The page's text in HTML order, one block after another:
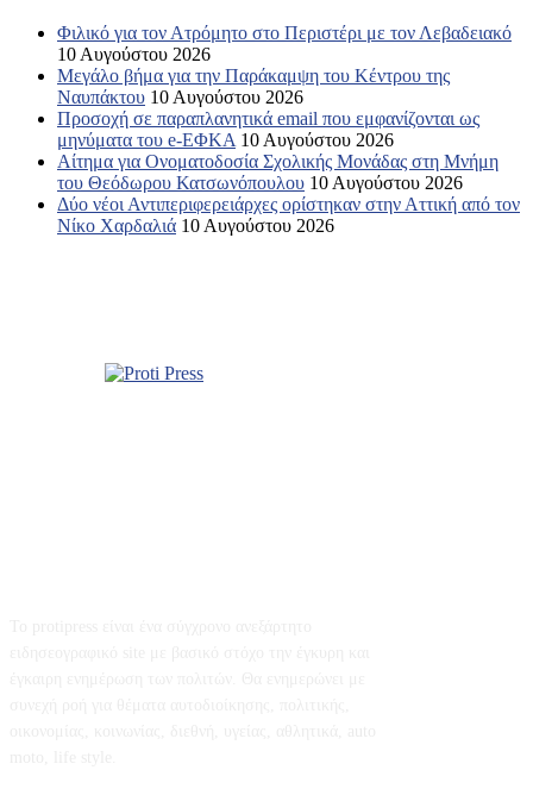
Φιλικό για τον Ατρόμητο στο Περιστέρι με τον Λεβαδειακό
10 Αυγούστου 2026
Μεγάλο βήμα για την Παράκαμψη του Κέντρου της
Ναυπάκτου 10 Αυγούστου 2026
Προσοχή σε παραπλανητικά email που εμφανίζονται ως
μηνύματα του e-ΕΦΚΑ 10 Αυγούστου 2026
Αίτημα για Ονοματοδοσία Σχολικής Μονάδας στη Μνήμη
του Θεόδωρου Κατσωνόπουλου 10 Αυγούστου 2026
Δύο νέοι Αντιπεριφερειάρχες ορίστηκαν στην Αττική από τον
Νίκο Χαρδαλιά 10 Αυγούστου 2026